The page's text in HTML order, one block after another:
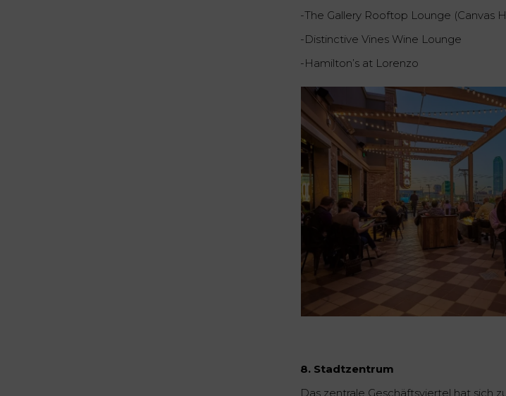
-The Gallery Rooftop Lounge (Canvas
-Distinctive Vines Wine Lounge
-Hamilton’s at Lorenzo
8. Stadtzentrum
Das zentrale Geschäftsviertel hat sich